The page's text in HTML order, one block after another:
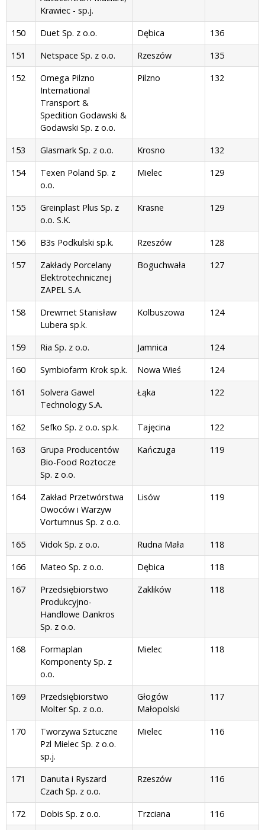
Krawiec - sp.j.
150
Duet Sp. z o.o. Dębica
136
151
Netspace Sp. z o.o. Rzeszów
135
152
Omega Pilzno
International
Transport &
Spedition Godawski &
Godawski Sp. z o.o.
Pilzno 132
153 Glasmark Sp. z o.o. Krosno
132
154
Texen Poland Sp. z
o.o.
Mielec 129
155
Greinplast Plus Sp. z
o.o. S.K.
Krasne 129
156 B3s Podkulski sp.k. Rzeszów
128
157
Zakłady Porcelany
Elektrotechnicznej
ZAPEL S.A.
Boguchwała 127
158
Drewmet Stanisław
Lubera sp.k.
Kolbuszowa 124
159 Ria Sp. z o.o. Jamnica
124
160
Symbiofarm Krok sp.k. Nowa Wieś
124
161
Solvera Gawel
Technology S.A.
Łąka 122
162 Sefko Sp. z o.o. sp.k. Tajęcina
122
163
Grupa Producentów
Bio-Food Roztocze
Sp. z o.o.
Kańczuga 119
164
Zakład Przetwórstwa
Owoców i Warzyw
Vortumnus Sp. z o.o.
Lisów 119
165 Vidok Sp. z o.o. Rudna Mała
118
166
Mateo Sp. z o.o. Dębica
118
167
Przedsiębiorstwo
Produkcyjno-
Handlowe Dankros
Sp. z o.o.
Zaklików 118
168
Formaplan
Komponenty Sp. z
o.o.
Mielec 118
169
Przedsiębiorstwo
Molter Sp. z o.o.
Głogów
Małopolski
117
170
Tworzywa Sztuczne
Pzl Mielec Sp. z o.o.
sp.j.
Mielec 116
171
Danuta i Ryszard
Czach Sp. z o.o.
Rzeszów 116
172 Dobis Sp. z o.o. Trzciana
116